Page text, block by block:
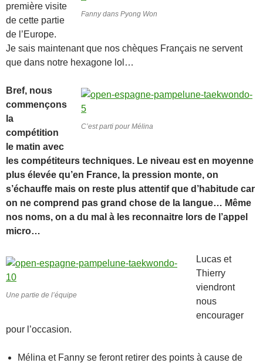
Fanny dans Pyong Won
première visite
de cette partie
de l’Europe.
Je sais maintenant que nos chèques Français ne servent
que dans notre hexagone lol…
C’est parti pour Mélina
Bref, nous
commençons
la
compétition
le matin avec
les compétiteurs techniques. Le niveau est en moyenne
plus élevée qu’en France, la pression monte, on
s’échauffe mais on reste plus attentif que d’habitude car
on ne comprend pas grand chose de la langue… Même
nos noms, on a du mal à les reconnaitre lors de l’appel
micro…
Une partie de l’équipe
Lucas et
Thierry
viendront
nous
encourager
pour l’occasion.
Mélina et Fanny se feront retirer des points à cause de